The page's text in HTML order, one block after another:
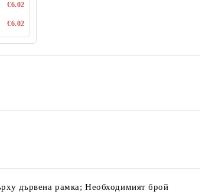
€6.02
€6.02
дървена рамка; Необходимият брой